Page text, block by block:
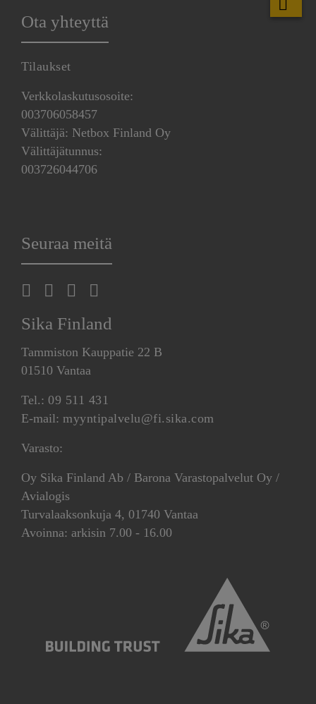
Ota yhteyttä
Tilaukset
Verkkolaskutusosoite:
003706058457
Välittäjä: Netbox Finland Oy
Välittäjätunnus:
003726044706
Seuraa meitä
Sika Finland
Tammiston Kauppatie 22 B
01510 Vantaa
Tel.: 09 511 431
E-mail: myyntipalvelu@fi.sika.com
Varasto:
Oy Sika Finland Ab / Barona Varastopalvelut Oy /
Avialogis
Turvalaaksonkuja 4, 01740 Vantaa
Avoinna: arkisin 7.00 - 16.00